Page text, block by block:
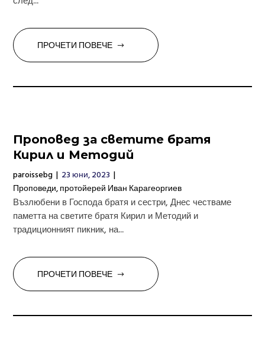
ПРОЧЕТИ ПОВЕЧЕ
Проповед за светите братя
Кирил и Методий
paroissebg | 23 юни, 2023 |
Проповеди, протойерей Иван Карагеоргиев
Възлюбени в Господа братя и сестри, Днес честваме
паметта на светите братя Кирил и Методий и
традиционният пикник, на...
ПРОЧЕТИ ПОВЕЧЕ